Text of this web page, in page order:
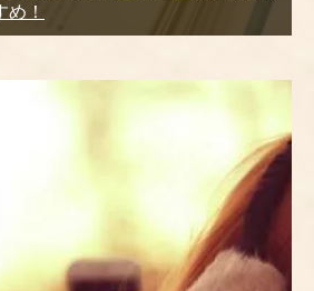
！